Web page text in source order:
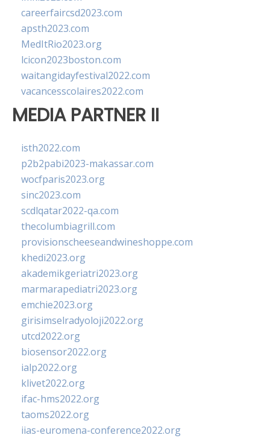
careerfaircsd2023.com
apsth2023.com
MedItRio2023.org
lcicon2023boston.com
waitangidayfestival2022.com
vacancesscolaires2022.com
MEDIA PARTNER II
isth2022.com
p2b2pabi2023-makassar.com
wocfparis2023.org
sinc2023.com
scdlqatar2022-qa.com
thecolumbiagrill.com
provisionscheeseandwineshoppe.com
khedi2023.org
akademikgeriatri2023.org
marmarapediatri2023.org
emchie2023.org
girisimselradyoloji2022.org
utcd2022.org
biosensor2022.org
ialp2022.org
klivet2022.org
ifac-hms2022.org
taoms2022.org
iias-euromena-conference2022.org